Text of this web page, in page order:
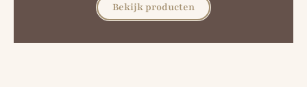
Bekijk producten